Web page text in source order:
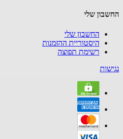
החשבון שלי
החשבון שלי
היסטוריית ההזמנות
רשימת תפוצה
נגישות